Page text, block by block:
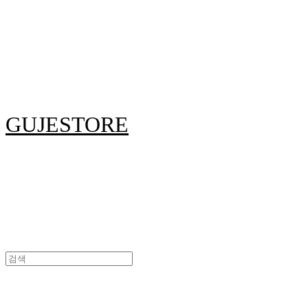
GUJESTORE